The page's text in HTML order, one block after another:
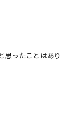
思ったことはあり